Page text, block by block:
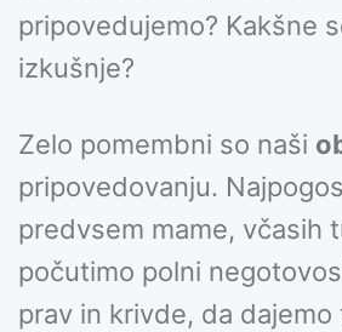
pripovedujemo? Kakšne
izkušnje?
Zelo pomembni so naši
pripovedovanju.
predvsem mame, včasih
počutimo polni
prav in krivde, da dajemo